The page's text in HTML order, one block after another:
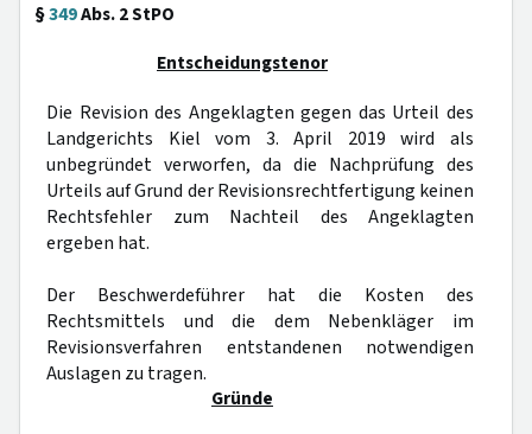
§349Abs. 2 StPO
Entscheidungstenor
Die Revision des Angeklagten gegen das Urteil des
Landgerichts Kiel vom 3. April 2019 wird als
unbegründet verworfen, da die Nachprüfung des
Urteils auf Grund der Revisionsrechtfertigung keinen
Rechtsfehler zum Nachteil des Angeklagten
ergeben hat.
Der Beschwerdeführer hat die Kosten des
Rechtsmittels und die dem Nebenkläger im
Revisionsverfahren entstandenen notwendigen
Auslagen zu tragen.
Gründe